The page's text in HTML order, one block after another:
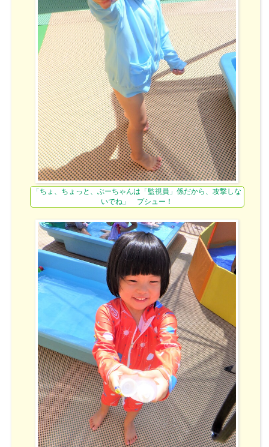
「ちょ、ちょっと、ぶーちゃんは「監視員」係だから、攻撃しな
いでね」 プシュー！